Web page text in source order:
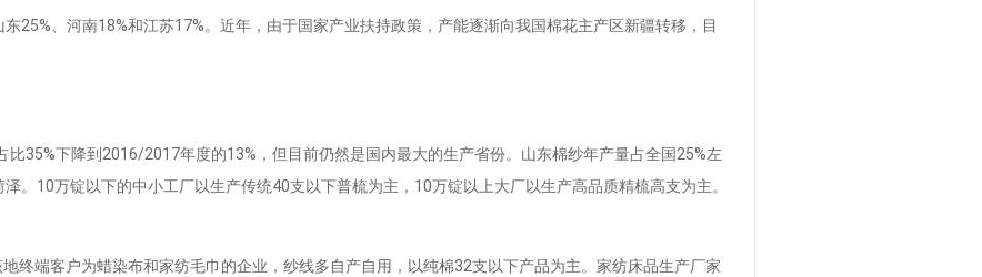
、河南18%和江苏17%。近年，由于国家产业扶持政策，产能逐渐向我国棉花主产区新疆转移，目
下降到2016/2017年度的13%，但目前仍然是国内最大的生产省份。山东棉纱年产量占全国25%左
。10万锭以下的中小工厂以生产传统40支以下普梳为主，10万锭以上大厂以生产高品质精梳高支为主。
端客户为蜡染布和家纺毛巾的企业，纱线多自产自用，以纯棉32支以下产品为主。家纺床品生产厂家